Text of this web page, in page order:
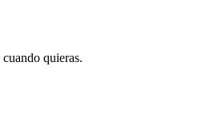
quieras.